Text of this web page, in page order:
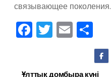
связывающее поколения.
F
a
T
w
E
m
О
тп
р
Ұлттық домбыра күні